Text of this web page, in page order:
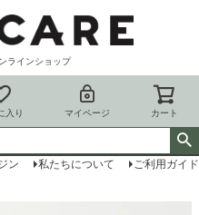
ラインショップ
入り マイページ カート
ン 私たちについて ご利用ガイド